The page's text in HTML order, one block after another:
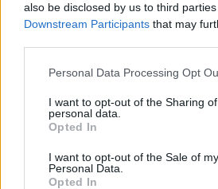
also be disclosed by us to third
Downstream Participants that may
Personal Data Processing Opt
I want to opt-out of the Sharing
personal data.
Opted In
I want to opt-out of the Sale of my
Personal Data.
Opted In